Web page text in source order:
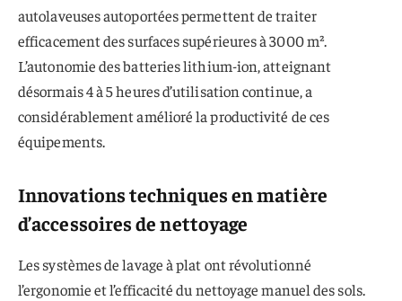
autolaveuses autoportées permettent de traiter
efficacement des surfaces supérieures à 3000 m².
L’autonomie des batteries lithium-ion, atteignant
désormais 4 à 5 heures d’utilisation continue, a
considérablement amélioré la productivité de ces
équipements.
Innovations techniques en matière
d’accessoires de nettoyage
Les systèmes de lavage à plat ont révolutionné
l’ergonomie et l’efficacité du nettoyage manuel des sols.